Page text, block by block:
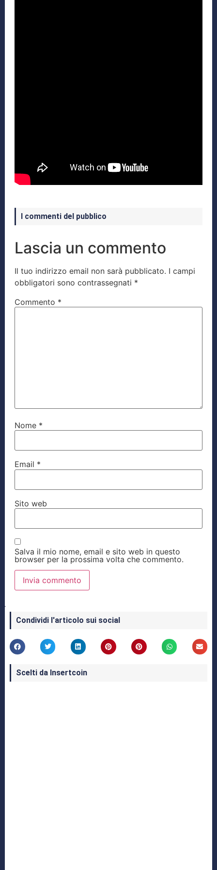
I commenti del pubblico
Lascia un commento
Il tuo indirizzo email non sarà pubblicato. I campi
obbligatori sono contrassegnati *
Commento *
Nome *
Email *
Sito web
Salva il mio nome, email e sito web in questo
browser per la prossima volta che commento.
Condividi l'articolo sui social
Scelti da Insertcoin